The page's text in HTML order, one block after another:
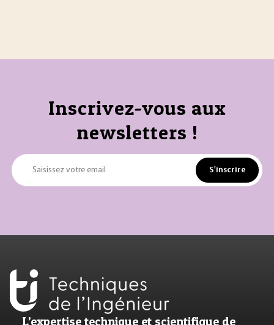
Inscrivez-vous aux
newsletters !
Saisissez votre email S'inscrire
L’expertise technique et scientifique de